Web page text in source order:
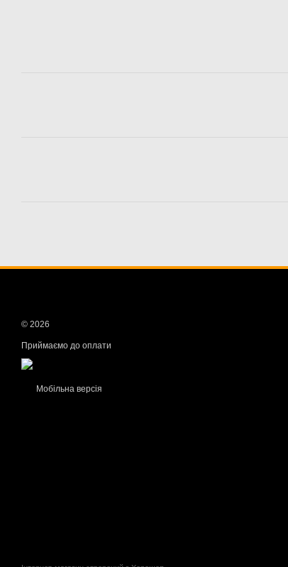
© 2026
Приймаємо до оплати
Мобільна версія